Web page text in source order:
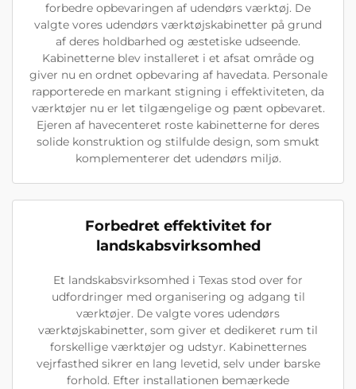
forbedre opbevaringen af udendørs værktøj. De
valgte vores udendørs værktøjskabinetter på grund
af deres holdbarhed og æstetiske udseende.
Kabinetterne blev installeret i et afsat område og
giver nu en ordnet opbevaring af havedata. Personale
rapporterede en markant stigning i effektiviteten, da
værktøjer nu er let tilgængelige og pænt opbevaret.
Ejeren af havecenteret roste kabinetterne for deres
solide konstruktion og stilfulde design, som smukt
komplementerer det udendørs miljø.
Forbedret effektivitet for
landskabsvirksomhed
Et landskabsvirksomhed i Texas stod over for
udfordringer med organisering og adgang til
værktøjer. De valgte vores udendørs
værktøjskabinetter, som giver et dedikeret rum til
forskellige værktøjer og udstyr. Kabinetternes
vejrfasthed sikrer en lang levetid, selv under barske
forhold. Efter installationen bemærkede